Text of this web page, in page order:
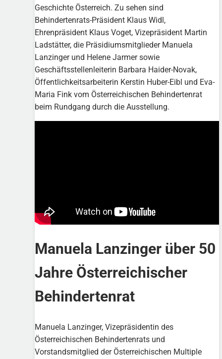
Geschichte Österreich. Zu sehen sind
Behindertenrats-Präsident Klaus Widl,
Ehrenpräsident Klaus Voget, Vizepräsident Martin
Ladstätter, die Präsidiumsmitglieder Manuela
Lanzinger und Helene Jarmer sowie
Geschäftsstellenleiterin Barbara Haider-Novak,
Öffentlichkeitsarbeiterin Kerstin Huber-Eibl und Eva-
Maria Fink vom Österreichischen Behindertenrat
beim Rundgang durch die Ausstellung.
Manuela Lanzinger über 50
Jahre Österreichischer
Behindertenrat
Manuela Lanzinger, Vizepräsidentin des
Österreichischen Behindertenrats und
Vorstandsmitglied der Österreichischen Multiple